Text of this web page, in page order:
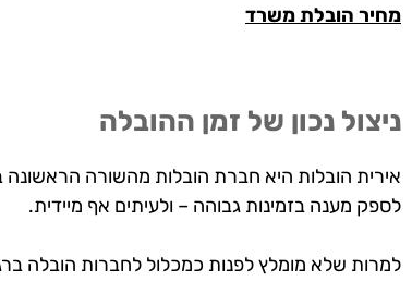
מחיר הובלת משרד
ניצול נכון של זמן ההובלה
אירית הובלות היא חברת הובלות מהשורה הראשונה
לספק מענה בזמינות גבוהה – ולעיתים אף מיידית.
למרות שלא מומלץ לפנות כמכלול לחברות הובלה